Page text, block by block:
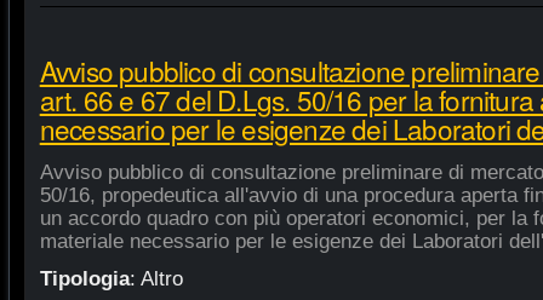
Avviso pubblico di consultazione
art. 66 e 67 del D.Lgs. 50/16 per la
necessario per le esigenze dei Laboratori
Avviso pubblico di consultazione preliminare di
50/16, propedeutica all'avvio di una procedura aperta
un accordo quadro con più operatori economici, per la
materiale necessario per le esigenze dei Laboratori
Tipologia: Altro